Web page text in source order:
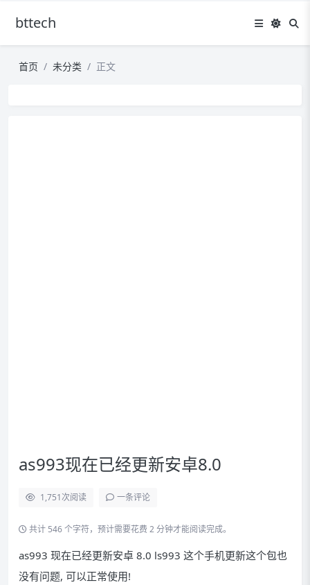
bttech
首页 未分类 正文
as993现在已经更新安卓8.0
1,751次阅读 一条评论
共计 546 个字符，预计需要花费 2 分钟才能阅读完成。
as993 现在已经更新安卓 8.0 ls993 这个手机更新这个包也
没有问题, 可以正常使用!